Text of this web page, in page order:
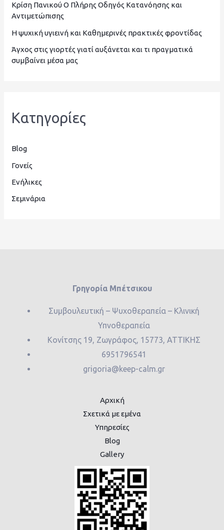
γ
ι
α
:
Κρίση Πανικού Ο Πλήρης Οδηγός Κατανόησης και
Αντιμετώπισης
Η ψυχική υγιεινή και Καθημερινές πρακτικές φροντίδας
Άγχος στις γιορτές γιατί αυξάνεται και τι πραγματικά
συμβαίνει μέσα μας
Kατηγορίες
Blog
Γονείς
Ενήλικες
Σεμινάρια
Γρηγορία Μπέτσικου
Συμβουλευτική – Ψυχοθεραπεία – Κλινική
Υπνοθεραπεία
Κονίτσης 19, Ζωγράφος, 15773, ΑΤΤΙΚΗΣ
6951796541
grigoria@keep-calm.gr
Αρχική
Σχετικά με εμένα
Υπηρεσίες
Blog
Gallery